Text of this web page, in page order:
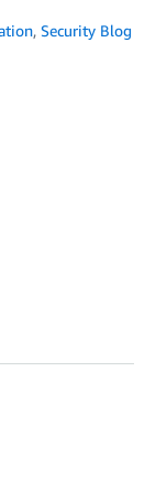
, Security Blog